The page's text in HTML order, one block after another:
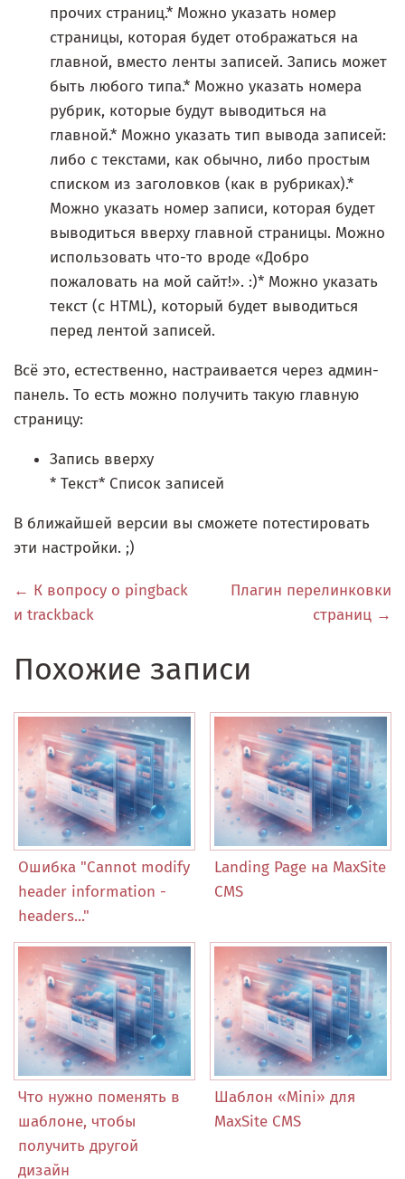
прочих страниц.* Можно указать номер
страницы, которая будет отображаться на
главной, вместо ленты записей. Запись может
быть любого типа.* Можно указать номера
рубрик, которые будут выводиться на
главной.* Можно указать тип вывода записей:
либо с текстами, как обычно, либо простым
списком из заголовков (как в рубриках).*
Можно указать номер записи, которая будет
выводиться вверху главной страницы. Можно
использовать что-то вроде «Добро
пожаловать на мой сайт!». :)* Можно указать
текст (с HTML), который будет выводиться
перед лентой записей.
Всё это, естественно, настраивается через админ-
панель. То есть можно получить такую главную
страницу:
Запись вверху
* Текст* Список записей
В ближайшей версии вы сможете потестировать
эти настройки. ;)
← К вопросу о pingback
и trackback
Плагин перелинковки
страниц →
Похожие записи
Ошибка "Cannot modify
header information -
headers..."
Landing Page на MaxSite
CMS
Что нужно поменять в
шаблоне, чтобы
получить другой
дизайн
Шаблон «Mini» для
MaxSite CMS